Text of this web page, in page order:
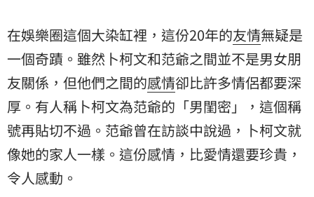
在娛樂圈這個大染缸裡，這份20年的友情無疑是
一個奇蹟。雖然卜柯文和范爺之間並不是男女朋
友關係，但他們之間的感情卻比許多情侶都要深
厚。有人稱卜柯文為范爺的「男閨密」，這個稱
號再貼切不過。范爺曾在訪談中說過，卜柯文就
像她的家人一樣。這份感情，比愛情還要珍貴，
令人感動。